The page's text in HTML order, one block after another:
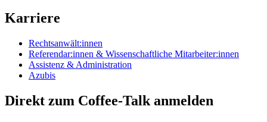
Karriere
Rechtsanwält:innen
Referendar:innen & Wissenschaftliche Mitarbeiter:innen
Assistenz & Administration
Azubis
Direkt zum Coffee-Talk anmelden